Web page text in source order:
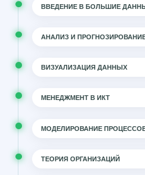
ВВЕДЕНИЕ В БОЛЬШИЕ
АНАЛИЗ И
ВИЗУАЛИЗАЦИЯ ДАННЫХ
МЕНЕДЖМЕНТ В ИКТ
МОДЕЛИРОВАНИЕ
ТЕОРИЯ ОРГАНИЗАЦИЙ